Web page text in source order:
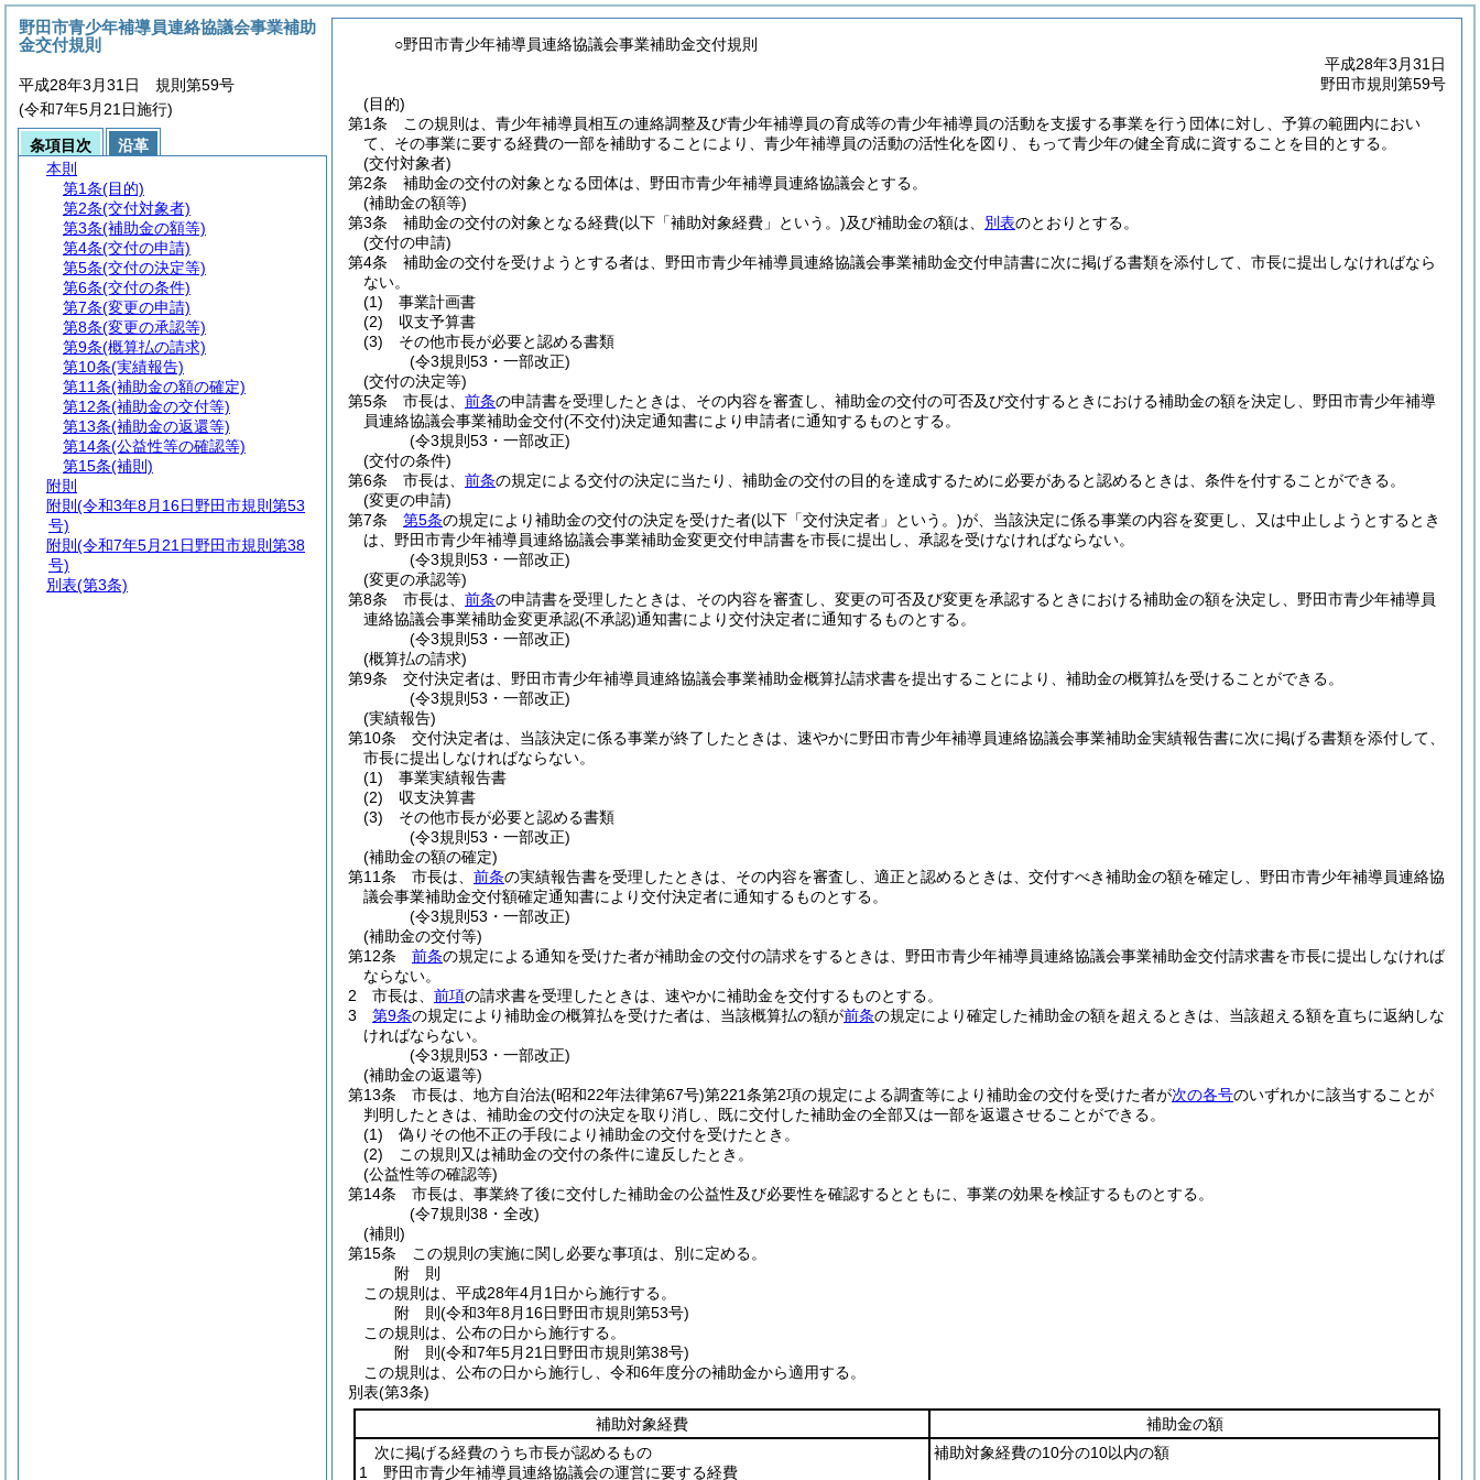
○野田市青少年補導員連絡協議会事業補助金交付規則
平成28年3月31日
野田市規則第59号
(目的)
第1条
この規則は、青少年補導員相互の連絡調整及び青少年補導員の育成等の青少年補導員の活動を支援する事業を行う団体に対し、予算の範囲内におい
て、その事業に要する経費の一部を補助することにより、青少年補導員の活動の活性化を図り、もって青少年の健全育成に資することを目的とする。
(交付対象者)
第2条
補助金の交付の対象となる団体は、野田市青少年補導員連絡協議会とする。
(補助金の額等)
第3条
補助金の交付の対象となる経費(以下「補助対象経費」という。)及び補助金の額は、 別表のとおりとする。
(交付の申請)
第4条
補助金の交付を受けようとする者は、野田市青少年補導員連絡協議会事業補助金交付申請書に次に掲げる書類を添付して、市長に提出しなければなら
ない。
(1)
事業計画書
(2)
収支予算書
(3)
その他市長が必要と認める書類
(令3規則53・一部改正)
(交付の決定等)
第5条
市長は、 前条の申請書を受理したときは、その内容を審査し、補助金の交付の可否及び交付するときにおける補助金の額を決定し、野田市青少年補導
員連絡協議会事業補助金交付(不交付)決定通知書により申請者に通知するものとする。
(令3規則53・一部改正)
(交付の条件)
第6条
市長は、 前条の規定による交付の決定に当たり、補助金の交付の目的を達成するために必要があると認めるときは、条件を付することができる。
(変更の申請)
第7条
第5条の規定により補助金の交付の決定を受けた者(以下「交付決定者」という。)が、当該決定に係る事業の内容を変更し、又は中止しようとするとき
は、野田市青少年補導員連絡協議会事業補助金変更交付申請書を市長に提出し、承認を受けなければならない。
(令3規則53・一部改正)
(変更の承認等)
第8条
市長は、 前条の申請書を受理したときは、その内容を審査し、変更の可否及び変更を承認するときにおける補助金の額を決定し、野田市青少年補導員
連絡協議会事業補助金変更承認(不承認)通知書により交付決定者に通知するものとする。
(令3規則53・一部改正)
(概算払の請求)
第9条
交付決定者は、野田市青少年補導員連絡協議会事業補助金概算払請求書を提出することにより、補助金の概算払を受けることができる。
(令3規則53・一部改正)
(実績報告)
第10条
交付決定者は、当該決定に係る事業が終了したときは、速やかに野田市青少年補導員連絡協議会事業補助金実績報告書に次に掲げる書類を添付して、
市長に提出しなければならない。
(1)
事業実績報告書
(2)
収支決算書
(3)
その他市長が必要と認める書類
(令3規則53・一部改正)
(補助金の額の確定)
第11条
市長は、 前条の実績報告書を受理したときは、その内容を審査し、適正と認めるときは、交付すべき補助金の額を確定し、野田市青少年補導員連絡協
議会事業補助金交付額確定通知書により交付決定者に通知するものとする。
(令3規則53・一部改正)
(補助金の交付等)
第12条
前条の規定による通知を受けた者が補助金の交付の請求をするときは、野田市青少年補導員連絡協議会事業補助金交付請求書を市長に提出しなければ
ならない。
2
市長は、 前項の請求書を受理したときは、速やかに補助金を交付するものとする。
3
第9条の規定により補助金の概算払を受けた者は、当該概算払の額が前条の規定により確定した補助金の額を超えるときは、当該超える額を直ちに返納しな
ければならない。
(令3規則53・一部改正)
(補助金の返還等)
第13条
市長は、地方自治法(昭和22年法律第67号)第221条第2項の規定による調査等により補助金の交付を受けた者が次の各号のいずれかに該当することが
判明したときは、補助金の交付の決定を取り消し、既に交付した補助金の全部又は一部を返還させることができる。
(1)
偽りその他不正の手段により補助金の交付を受けたとき。
(2)
この規則又は補助金の交付の条件に違反したとき。
(公益性等の確認等)
第14条
市長は、事業終了後に交付した補助金の公益性及び必要性を確認するとともに、事業の効果を検証するものとする。
(令7規則38・全改)
(補則)
第15条
この規則の実施に関し必要な事項は、別に定める。
附 則
この規則は、平成28年4月1日から施行する。
附 則(令和3年8月16日野田市規則第53号)
この規則は、公布の日から施行する。
附 則(令和7年5月21日野田市規則第38号)
この規則は、公布の日から施行し、令和6年度分の補助金から適用する。
別表(第3条)
補助対象経費
補助金の額
次に掲げる経費のうち市長が認めるもの
1 野田市青少年補導員連絡協議会の運営に要する経費
補助対象経費の10分の10以内の額
野田市青少年補導員連絡協議会事業補助
金交付規則
平成28年3月31日 規則第59号
(令和7年5月21日施行)
条項目次
沿革
本則
第1条(目的)
第2条(交付対象者)
第3条(補助金の額等)
第4条(交付の申請)
第5条(交付の決定等)
第6条(交付の条件)
第7条(変更の申請)
第8条(変更の承認等)
第9条(概算払の請求)
第10条(実績報告)
第11条(補助金の額の確定)
第12条(補助金の交付等)
第13条(補助金の返還等)
第14条(公益性等の確認等)
第15条(補則)
附則
附則 (令和3年8月16日野田市規則第53
号)
附則 (令和7年5月21日野田市規則第38
号)
別表(第3条)